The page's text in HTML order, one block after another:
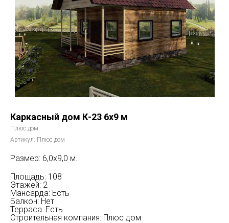
Каркасный дом К-23 6х9 м
Плюс дом
Артикул: Плюс дом
Размер: 6,0х9,0 м.
Площадь: 108
Этажей: 2
Мансарда: Есть
Балкон: Нет
Терраса: Есть
Строительная компания: Плюс дом